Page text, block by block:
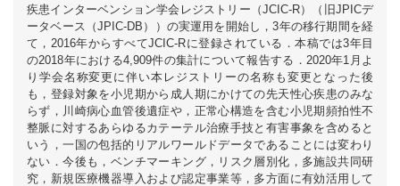
疾患インターベンション学会レジストリー（JCIC-R）（旧JPICデ
ータベース（JPIC-DB））の実運用を開始し，3年の移行期間を経
て，2016年からすべてJCIC-Rに登録されている．本稿では3年目
の2018年における4,909件の集計について報告する．2020年1月よ
り学会名称変更に伴い本レジストリーの名称も変更となった後
も，登録対象を小児期から成人期にかけての先天性心疾患のみな
らず，川崎病心血管後遺症や，正常心構造を含む小児期頻拍性不
整脈に対するあらゆるカテーテル治療手技と有害事象を含めると
いう，一国の包括的リアルワールドデータであることには変わり
ない．今後も，ベンチマーキング，リスク層別化，多施設共同研
究，新規医療機器導入および認定事業等，多方面に有効活用して